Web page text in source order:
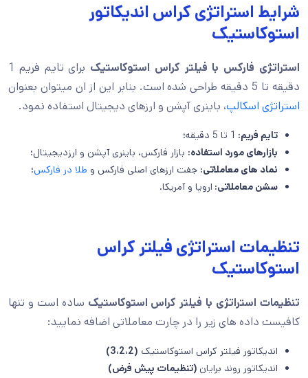
شرایط استراتژی کراس اندیکاتور
استوکاستیک
استراتژی فارکس با فیلتر کراس استوکاستیک
برای تایم فریم 1
دقیقه تا 5 دقیقه طراحی شده است. بنابر این از ان میتوان بعنوان
استراتژی اسکالپ، باینری آپشن و ارزهای دیجیتال استفاده نمود.
تایم فریم: 1 تا 5 دقیقه؛
بازارهای مورد استفاده: بازار فارکس، باینری آپشن و ارزدیجیتال؛
نماد های معاملاتی: جفت ارزهای اصلی فارکس و طلا در فارکس؛
سشن معاملاتی: اروپا و آمریکا.
تنظیمات استراتژی فیلتر کراس
استوکاستیک
تنظیمات استراتژی با فیلتر کراس استوکاستیک ساده است و تنها
کافیست داده های زیر را در چارت معاملاتی اضافه نمایید:
اندیکاتور فیلتر کراس استوکاستیک (3،2،2)
اندیکاتور روند برایان (تنظیمات پیش فرض)